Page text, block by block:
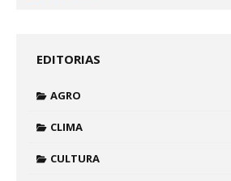
EDITORIAS
AGRO
CLIMA
CULTURA